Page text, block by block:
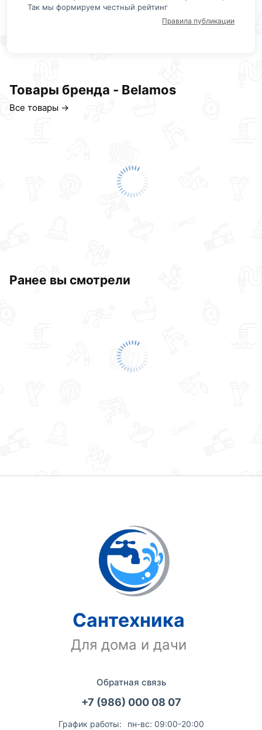
Так мы формируем честный рейтинг
Правила публикации
Товары бренда - Belamos
Все товары →
Ранее вы смотрели
Сантехника
Для дома и дачи
Обратная связь
+7 (986) 000 08 07
График работы: пн-вс: 09:00-20:00